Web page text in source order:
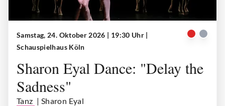
Samstag, 24. Oktober 2026 | 19:30 Uhr |
Schauspielhaus Köln
Sharon Eyal Dance: "Delay the
Sadness"
Tanz | Sharon Eyal